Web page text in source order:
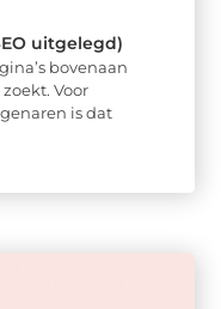
uitgelegd)
bovenaan
Voor
is dat